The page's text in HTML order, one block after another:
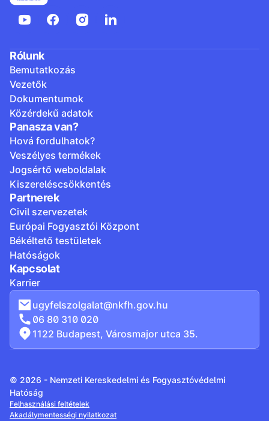
Rólunk
Bemutatkozás
Vezetők
Dokumentumok
Közérdekű adatok
Panasza van?
Hová fordulhatok?
Veszélyes termékek
Jogsértő weboldalak
Kiszereléscsökkentés
Partnerek
Civil szervezetek
Európai Fogyasztói Központ
Békéltető testületek
Hatóságok
Kapcsolat
Karrier
ugyfelszolgalat@nkfh.gov.hu
06 80 310 020
1122 Budapest, Városmajor utca 35.
© 2026 - Nemzeti Kereskedelmi és Fogyasztóvédelmi
Hatóság
Felhasználási feltételek
Akadálymentességi nyilatkozat